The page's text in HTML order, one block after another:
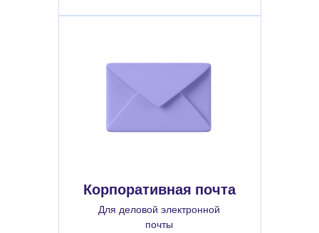
Корпоративная почта
Для деловой электронной
почты